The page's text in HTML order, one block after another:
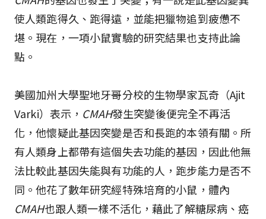
使人類跑得久、跑得遠，並能把獵物追到疲憊不
堪。現在，一項小鼠實驗的研究結果也支持此論
點。
美國加州大學聖地牙哥分校的生物學家瓦奇（Ajit
Varki）表示， CMAH發生突變後便完全不再活
化，他懷疑此基因突變是否和長跑的本領有關。所
有人類身上都帶有這個失去功能的基因，因此他無
法比較此基因失能與有功能的人，跑步能力是否不
同。他花了數年研究經特殊培育的小鼠，體內
CMAH也跟人類一樣不活化，藉此了解糖尿病、癌